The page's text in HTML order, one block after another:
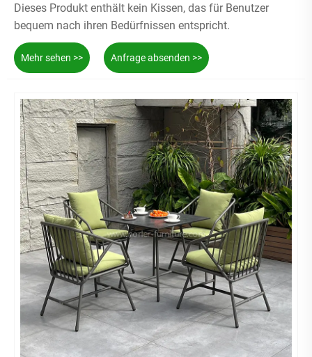
Dieses Produkt enthält kein Kissen, das für Benutzer
bequem nach ihren Bedürfnissen entspricht.
Mehr sehen >> Anfrage absenden >>